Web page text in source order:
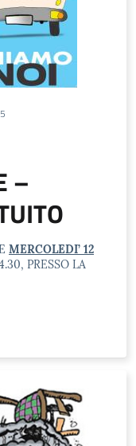
–
MERCOLEDI’ 12
PRESSO LA